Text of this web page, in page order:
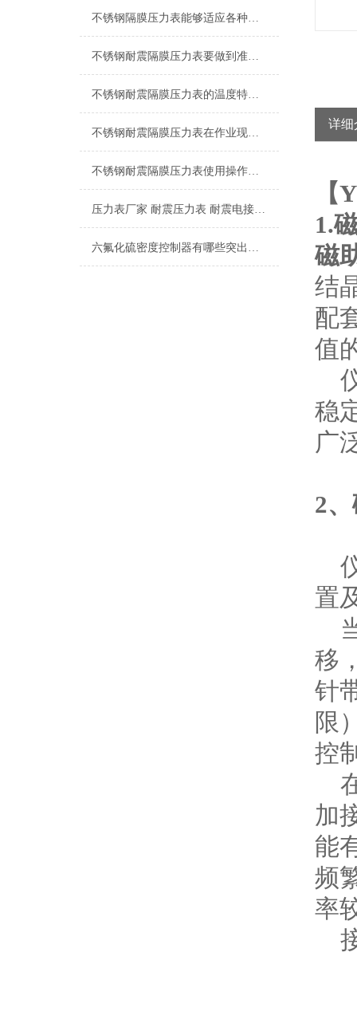
不锈钢隔膜压力表能够适应各种工作环境和介质
不锈钢耐震隔膜压力表要做到准确的测量压力，要知道正确的安装顺序
不锈钢耐震隔膜压力表的温度特性和耐蚀性都是我们需要了解清楚的
不锈钢耐震隔膜压力表在作业现场的温度情况有哪些要注意的点
不锈钢耐震隔膜压力表使用操作工作环境
压力表厂家 耐震压力表 耐震电接点压力表 隔膜压力表
六氟化硫密度控制器有哪些突出的特点难以拒绝
详细
【
1.
磁
结
配
值
稳
广
2、
置
移
针
限
控
加
能
频
率